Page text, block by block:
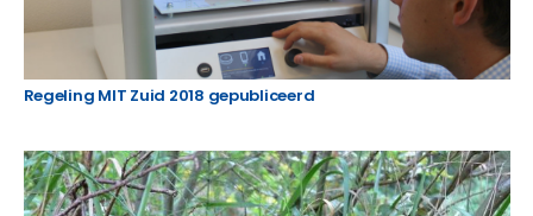
Regeling MIT Zuid 2018 gepubliceerd